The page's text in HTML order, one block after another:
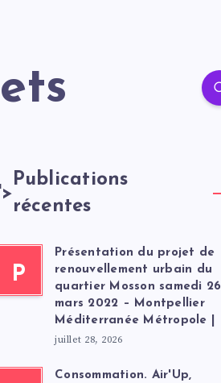
Publications
récentes
P
Présentation du projet de
renouvellement urbain du
quartier Mosson samedi 26
mars 2022 – Montpellier
Méditerranée Métropole |
juillet 28, 2026
Consommation. Air'Up,